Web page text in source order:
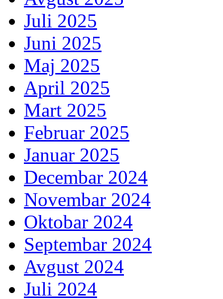
Juli 2025
Juni 2025
Maj 2025
April 2025
Mart 2025
Februar 2025
Januar 2025
Decembar 2024
Novembar 2024
Oktobar 2024
Septembar 2024
Avgust 2024
Juli 2024